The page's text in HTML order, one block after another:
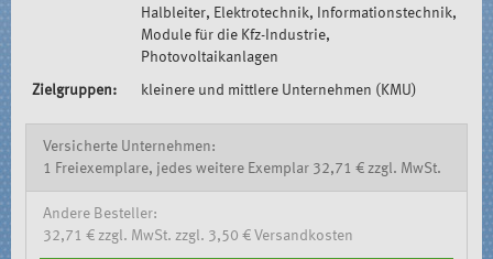
Halbleiter, Elektrotechnik, Informationstechnik,
Module für die Kfz-Industrie,
Photovoltaikanlagen
Zielgruppen: kleinere und mittlere Unternehmen (KMU)
Versicherte Unternehmen:
1 Freiexemplare, jedes weitere Exemplar 32,71 € zzgl. MwSt.
Andere Besteller:
32,71 € zzgl. MwSt. zzgl. 3,50 € Versandkosten